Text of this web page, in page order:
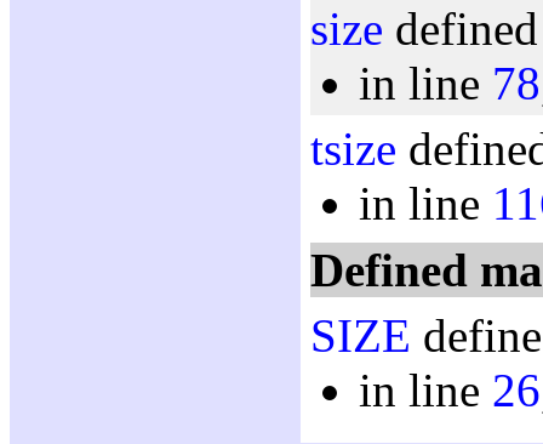
size
in line 78
tsize
in line
Defined
SIZE
in line 26